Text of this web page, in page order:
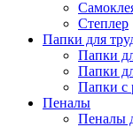
Степлер
Папки для
Папки
Папки
Папки с
Пеналы
Пеналы